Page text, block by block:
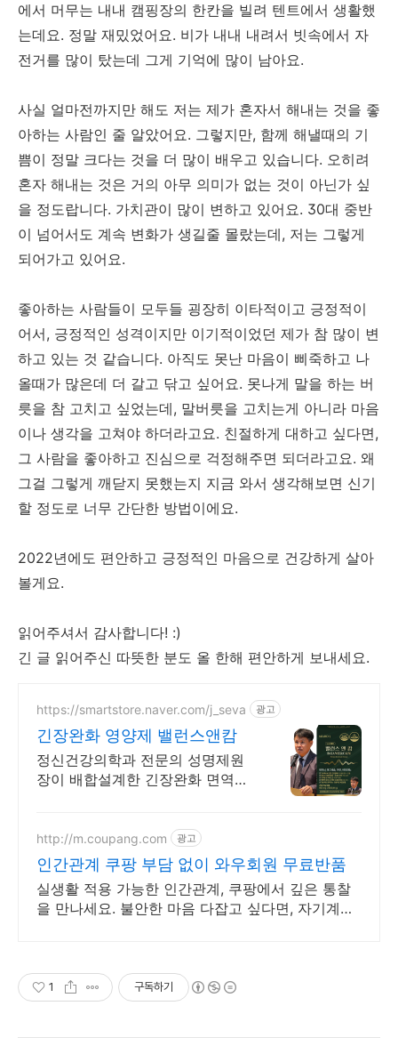
에서 머무는 내내 캠핑장의 한칸을 빌려 텐트에서 생활했
는데요. 정말 재밌었어요. 비가 내내 내려서 빗속에서 자
전거를 많이 탔는데 그게 기억에 많이 남아요.
사실 얼마전까지만 해도 저는 제가 혼자서 해내는 것을 좋
아하는 사람인 줄 알았어요. 그렇지만, 함께 해낼때의 기
쁨이 정말 크다는 것을 더 많이 배우고 있습니다. 오히려
혼자 해내는 것은 거의 아무 의미가 없는 것이 아닌가 싶
을 정도랍니다. 가치관이 많이 변하고 있어요. 30대 중반
이 넘어서도 계속 변화가 생길줄 몰랐는데, 저는 그렇게
되어가고 있어요.
좋아하는 사람들이 모두들 굉장히 이타적이고 긍정적이
어서, 긍정적인 성격이지만 이기적이었던 제가 참 많이 변
하고 있는 것 같습니다. 아직도 못난 마음이 삐죽하고 나
올때가 많은데 더 갈고 닦고 싶어요. 못나게 말을 하는 버
릇을 참 고치고 싶었는데, 말버릇을 고치는게 아니라 마음
이나 생각을 고쳐야 하더라고요. 친절하게 대하고 싶다면,
그 사람을 좋아하고 진심으로 걱정해주면 되더라고요. 왜
그걸 그렇게 깨닫지 못했는지 지금 와서 생각해보면 신기
할 정도로 너무 간단한 방법이에요.
2022년에도 편안하고 긍정적인 마음으로 건강하게 살아
볼게요.
읽어주셔서 감사합니다! :)
긴 글 읽어주신 따뜻한 분도 올 한해 편안하게 보내세요.
https://smartstore.naver.com/j_seva 광고
긴장완화 영양제 밸런스앤캄
정신건강의학과 전문의 성명제원
장이 배합설계한 긴장완화 면역기
http://m.coupang.com 광고
인간관계 쿠팡 부담 없이 와우회원 무료반품
실생활 적용 가능한 인간관계, 쿠팡에서 깊은 통찰
을 만나세요. 불안한 마음 다잡고 싶다면, 자기계발
1 구독하기